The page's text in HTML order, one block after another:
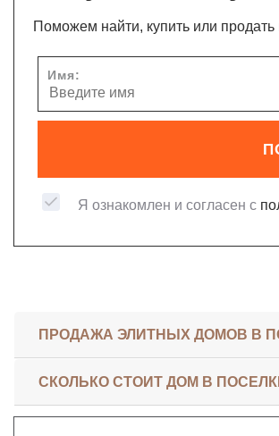
Поможем найти, купить или
Имя:
Я ознакомлен и согласен с
ПРОДАЖА ЭЛИТНЫХ ДОМОВ В
СКОЛЬКО СТОИТ ДОМ В